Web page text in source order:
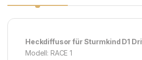
Heckdiffusor für Sturmkind D1
Modell: RACE 1